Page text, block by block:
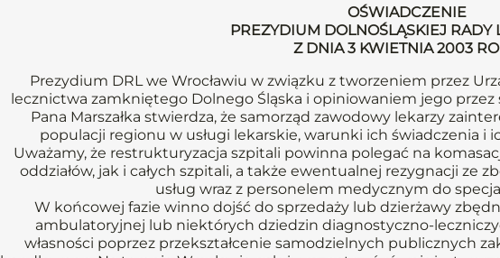
OŚWIADCZENIE
PREZYDIUM DOLNOŚLĄSKIEJ RADY
Z DNIA 3 KWIETNIA 2003
Prezydium DRL we Wrocławiu w związku z tworzeniem przez
lecznictwa zamkniętego Dolnego Śląska i opiniowaniem jego przez
Pana Marszałka stwierdza, że samorząd zawodowy lekarzy
populacji regionu w usługi lekarskie, warunki ich świadczenia i
Uważamy, że restrukturyzacja szpitali powinna polegać na
oddziałów, jak i całych szpitali, a także ewentualnej rezygnacji ze
usług wraz z personelem medycznym do
W końcowej fazie winno dojść do sprzedaży lub dzierżawy
ambulatoryjnej lub niektórych dziedzin diagnostyczno-
własności poprzez przekształcenie samodzielnych publicznych